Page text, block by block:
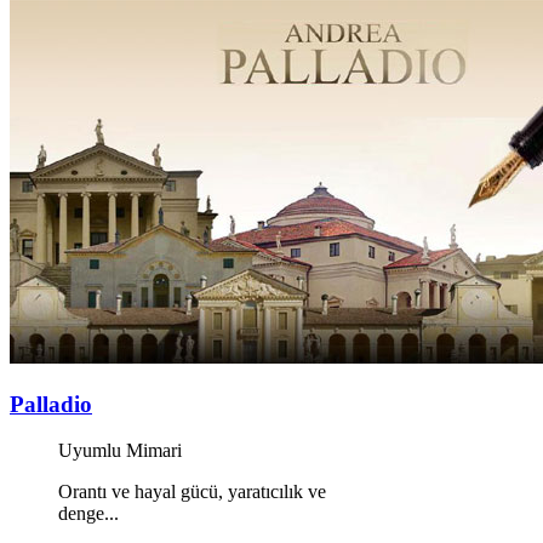
Palladio
Uyumlu Mimari
Orantı ve hayal gücü, yaratıcılık ve
denge...